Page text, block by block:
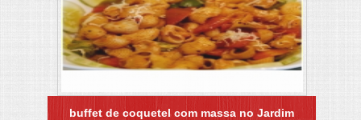
buffet de coquetel com massa no Jardim